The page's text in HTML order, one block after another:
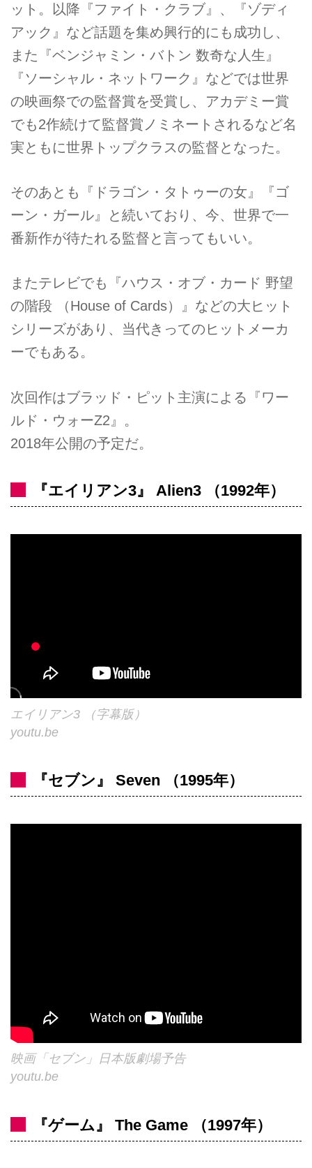
ット。以降『ファイト・クラブ』、『ゾディ
アック』など話題を集め興行的にも成功し、
また『ベンジャミン・バトン 数奇な人生』
『ソーシャル・ネットワーク』などでは世界
の映画祭での監督賞を受賞し、アカデミー賞
でも2作続けて監督賞ノミネートされるなど名
実ともに世界トップクラスの監督となった。
そのあとも『ドラゴン・タトゥーの女』『ゴ
ーン・ガール』と続いており、今、世界で一
番新作が待たれる監督と言ってもいい。
またテレビでも『ハウス・オブ・カード 野望
の階段 （House of Cards）』などの大ヒット
シリーズがあり、当代きってのヒットメーカ
ーでもある。
次回作はブラッド・ピット主演による『ワー
ルド・ウォーZ2』。
2018年公開の予定だ。
『エイリアン3』 Alien3 （1992年）
エイリアン3 （字幕版）
youtu.be
『セブン』 Seven （1995年）
映画「セブン」日本版劇場予告
youtu.be
『ゲーム』 The Game （1997年）